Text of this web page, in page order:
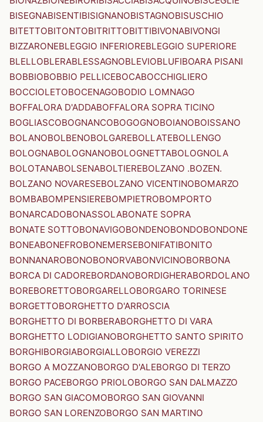
BISEGNABISENTIBISIGNANOBISTAGNOBISUSCHIO
BITETTOBITONTOBITRITTOBITTIBIVONABIVONGI
BIZZARONEBLEGGIO INFERIOREBLEGGIO SUPERIORE
BLELLOBLERABLESSAGNOBLEVIOBLUFIBOARA PISANI
BOBBIOBOBBIO PELLICEBOCABOCCHIGLIERO
BOCCIOLETOBOCENAGOBODIO LOMNAGO
BOFFALORA D'ADDABOFFALORA SOPRA TICINO
BOGLIASCOBOGNANCOBOGOGNOBOIANOBOISSANO
BOLANOBOLBENOBOLGAREBOLLATEBOLLENGO
BOLOGNABOLOGNANOBOLOGNETTABOLOGNOLA
BOLOTANABOLSENABOLTIEREBOLZANO .BOZEN.
BOLZANO NOVARESEBOLZANO VICENTINOBOMARZO
BOMBABOMPENSIEREBOMPIETROBOMPORTO
BONARCADOBONASSOLABONATE SOPRA
BONATE SOTTOBONAVIGOBONDENOBONDOBONDONE
BONEABONEFROBONEMERSEBONIFATIBONITO
BONNANAROBONOBONORVABONVICINOBORBONA
BORCA DI CADOREBORDANOBORDIGHERABORDOLANO
BOREBORETTOBORGARELLOBORGARO TORINESE
BORGETTOBORGHETTO D'ARROSCIA
BORGHETTO DI BORBERABORGHETTO DI VARA
BORGHETTO LODIGIANOBORGHETTO SANTO SPIRITO
BORGHIBORGIABORGIALLOBORGIO VEREZZI
BORGO A MOZZANOBORGO D'ALEBORGO DI TERZO
BORGO PACEBORGO PRIOLOBORGO SAN DALMAZZO
BORGO SAN GIACOMOBORGO SAN GIOVANNI
BORGO SAN LORENZOBORGO SAN MARTINO